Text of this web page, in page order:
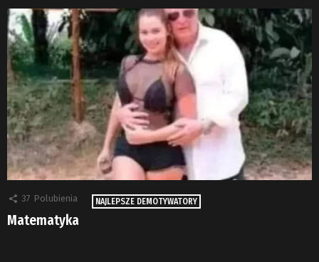
37 Polubienia NAJLEPSZE DEMOTYWATORY
Matematyka